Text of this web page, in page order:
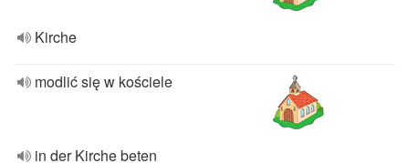
Kirche
modlić się w kościele
in der Kirche beten